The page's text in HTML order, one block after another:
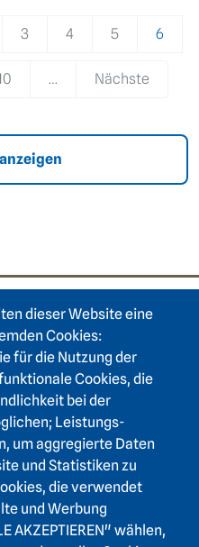
dieser Website eine
Cookies:
für die Nutzung der
Cookies, die
bei der
Leistungs-
um aggregierte Daten
und Statistiken zu
die verwendet
und Werbung
AKZEPTIEREN" wählen,
3 4 5 6
… Nächste